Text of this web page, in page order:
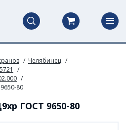
Челябинец
80
ГОСТ 9650-80